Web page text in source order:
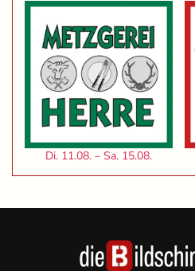
Di. 11.08. – Sa. 15.08.